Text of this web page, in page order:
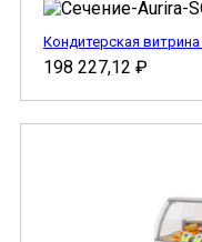
Кондитерская
198 227,12 ₽